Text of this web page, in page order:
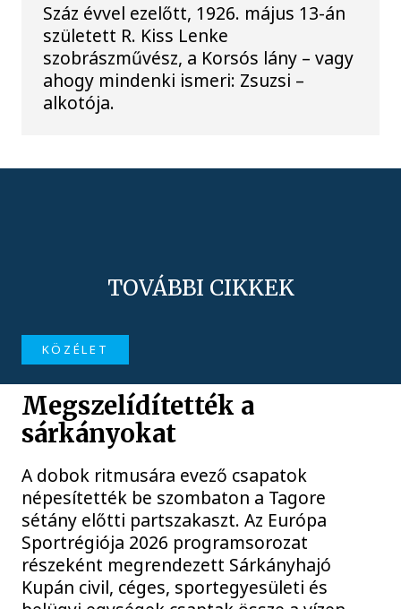
Száz évvel ezelőtt, 1926. május 13-án
született R. Kiss Lenke
szobrászművész, a Korsós lány – vagy
ahogy mindenki ismeri: Zsuzsi –
alkotója.
TOVÁBBI CIKKEK
KÖZÉLET
Megszelídítették a
sárkányokat
A dobok ritmusára evező csapatok
népesítették be szombaton a Tagore
sétány előtti partszakaszt. Az Európa
Sportrégiója 2026 programsorozat
részeként megrendezett Sárkányhajó
Kupán civil, céges, sportegyesületi és